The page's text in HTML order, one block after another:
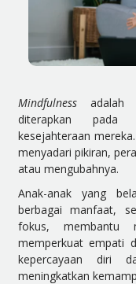
Mindfulnessadalah
diterapkan pada
kesejahteraan mereka.
menyadari pikiran,
atau mengubahnya.
Anak-anak yang
berbagai manfaat,
fokus, membantu
memperkuat empati
kepercayaan diri
meningkatkan